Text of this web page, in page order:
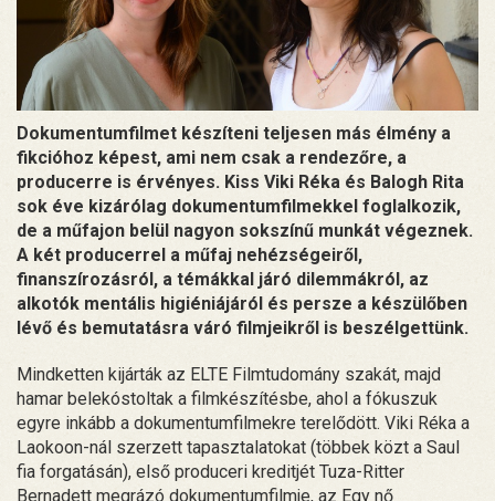
Dokumentumfilmet készíteni teljesen más élmény a
fikcióhoz képest, ami nem csak a rendezőre, a
producerre is érvényes. Kiss Viki Réka és Balogh Rita
sok éve kizárólag dokumentumfilmekkel foglalkozik,
de a műfajon belül nagyon sokszínű munkát végeznek.
A két producerrel a műfaj nehézségeiről,
finanszírozásról, a témákkal járó dilemmákról, az
alkotók mentális higiéniájáról és persze a készülőben
lévő és bemutatásra váró filmjeikről is beszélgettünk.
Mindketten kijárták az ELTE Filmtudomány szakát, majd
hamar belekóstoltak a filmkészítésbe, ahol a fókuszuk
egyre inkább a dokumentumfilmekre terelődött. Viki Réka a
Laokoon-nál szerzett tapasztalatokat (többek közt a Saul
fia forgatásán), első produceri kreditjét Tuza-Ritter
Bernadett megrázó dokumentumfilmje, az Egy nő